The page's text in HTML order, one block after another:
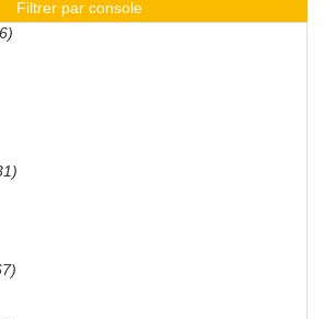
Filtrer par console